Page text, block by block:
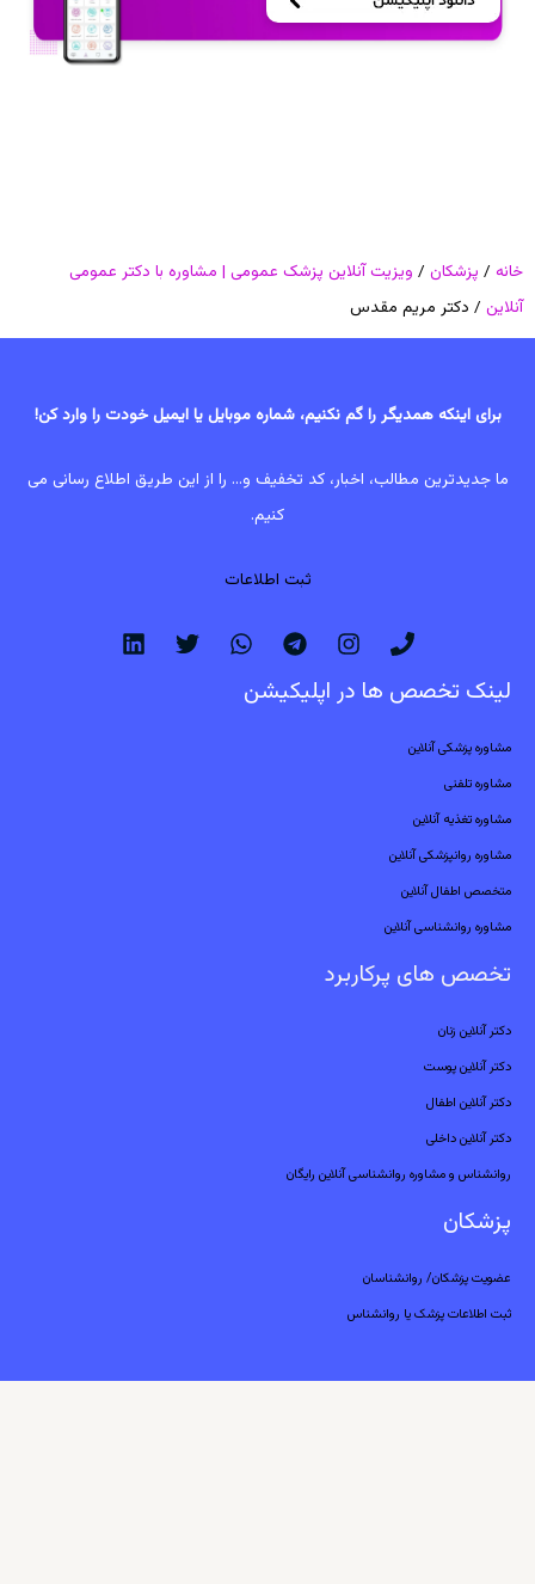
خانه / پزشکان / ویزیت آنلاین پزشک عمومی | مشاوره با دکتر عمومی
آنلاین / دکتر مریم مقدس
برای اینکه همدیگر را گم نکنیم، شماره موبایل یا ایمیل خودت را وارد کن!
ما جدیدترین مطالب، اخبار، کد تخفیف و... را از این طریق اطلاع رسانی می
کنیم.
ثبت اطلاعات
لینک تخصص ها در اپلیکیشن
مشاوره پزشکی آنلاین
مشاوره تلفنی
مشاوره تغذیه آنلاین
مشاوره روانپزشکی آنلاین
متخصص اطفال آنلاین
مشاوره روانشناسی آنلاین
تخصص های پرکاربرد
دکتر آنلاین زنان
دکتر آنلاین پوست
دکتر آنلاین اطفال
دکتر آنلاین داخلی
روانشناس و مشاوره روانشناسی آنلاین رایگان
پزشکان
عضویت پزشکان/ روانشناسان
ثبت اطلاعات پزشک یا روانشناس